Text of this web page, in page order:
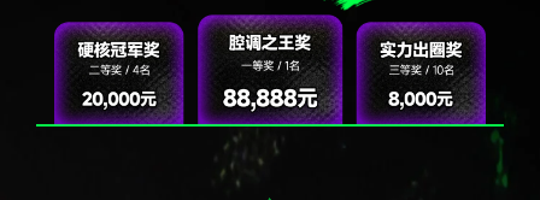
这不是退化，而是时代语境改变。当物质条件改
善，精神困境反而更突出。
三、嘻哈精神的升级
"嘻哈精神"从：真实 + 反叛 + 对抗，
升级为：真实 + 情绪表达 + 自我探索，